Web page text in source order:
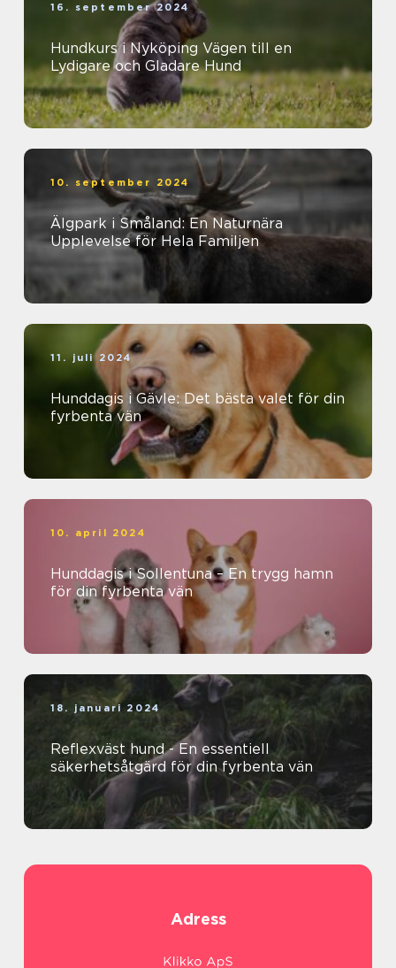
16. september 2024
Hundkurs i Nyköping Vägen till en
Lydigare och Gladare Hund
10. september 2024
Älgpark i Småland: En Naturnära
Upplevelse för Hela Familjen
11. juli 2024
Hunddagis i Gävle: Det bästa valet för din
fyrbenta vän
10. april 2024
Hunddagis i Sollentuna – En trygg hamn
för din fyrbenta vän
18. januari 2024
Reflexväst hund - En essentiell
säkerhetsåtgärd för din fyrbenta vän
Adress